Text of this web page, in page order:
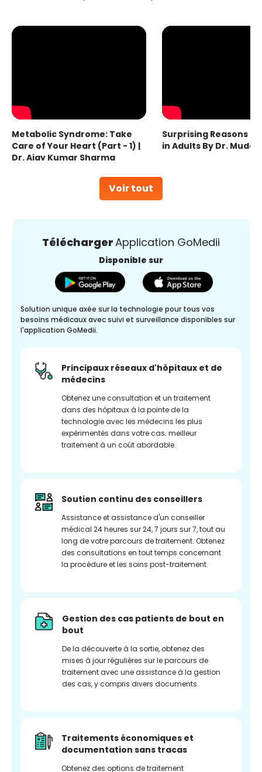
Voir tout
Metabolic Syndrome: Take
Care of Your Heart (Part - 1) |
Dr. Ajay Kumar Sharma
Surprising Reasons
in Adults By Dr.
TéléchargerApplication GoMedii
Disponible sur
Solution unique axée sur la technologie pour tous vos
besoins médicaux avec suivi et surveillance disponibles sur
l'application GoMedii.
Principaux réseaux d'hôpitaux et de
médecins
Obtenez une consultation et un traitement
dans des hôpitaux à la pointe de la
technologie avec les médecins les plus
expérimentés dans votre cas. meilleur
traitement à un coût abordable.
Soutien continu des conseillers
Assistance et assistance d'un conseiller
médical 24 heures sur 24, 7 jours sur 7, tout au
long de votre parcours de traitement. Obtenez
des consultations en tout temps concernant
la procédure et les soins post-traitement.
Gestion des cas patients de bout en
bout
De la découverte à la sortie, obtenez des
mises à jour régulières sur le parcours de
traitement avec une assistance à la gestion
des cas, y compris divers documents.
Traitements économiques et
documentation sans tracas
Obtenez des options de traitement